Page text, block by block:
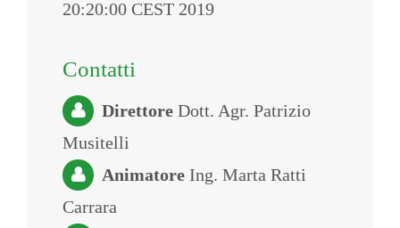
20:20:00 CEST 2019
Contatti
Direttore Dott. Agr. Patrizio
Musitelli
Animatore Ing. Marta Ratti
Carrara